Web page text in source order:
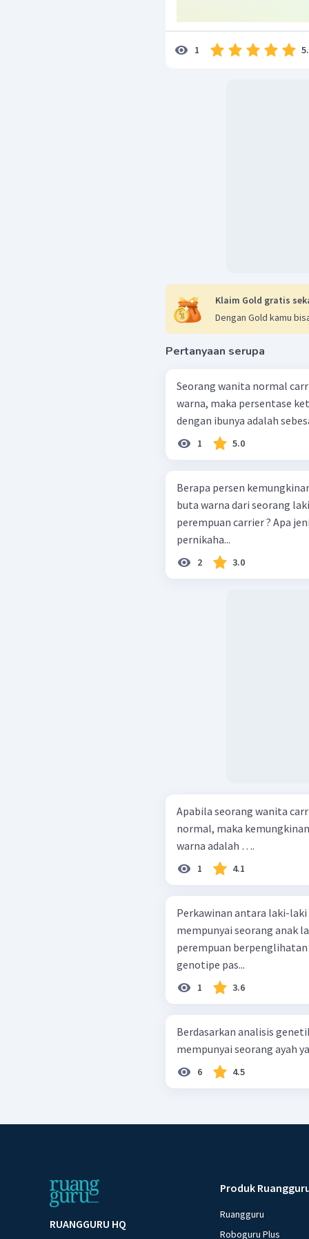
1
Klaim Gold gratis
Dengan Gold kamu
Pertanyaan serupa
Seorang wanita normal
warna, maka persentase
dengan ibunya adalah
1 5.0
Berapa persen
buta warna dari seorang
perempuan carrier ? Apa
pernikaha...
2 3.0
Apabila seorang wanita
normal, maka
warna adalah ….
1 4.1
Perkawinan antara laki-
mempunyai seorang anak
perempuan
genotipe pas...
1 3.6
Berdasarkan analisis
mempunyai seorang ayah
6 4.5
RUANGGURU HQ
Produk
Ruangguru
Roboguru Plus